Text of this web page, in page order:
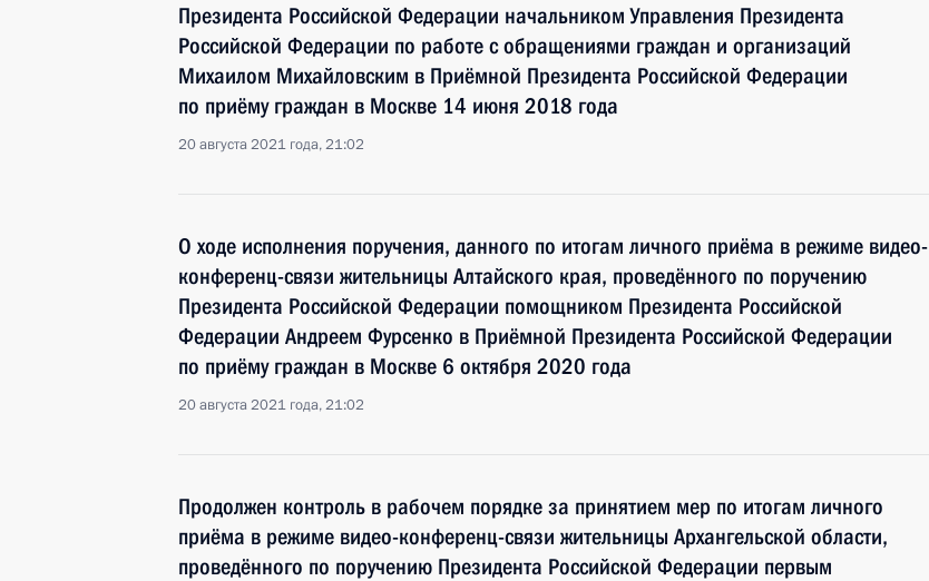
Президента Российской Федерации начальником Управления Президента
Российской Федерации по работе с обращениями граждан и организаций
Михаилом Михайловским в Приёмной Президента Российской Федерации
по приёму граждан в Москве 14 июня 2018 года
20 августа 2021 года, 21:02
О ходе исполнения поручения, данного по итогам личного приёма в режиме видео-
конференц-связи жительницы Алтайского края, проведённого по поручению
Президента Российской Федерации помощником Президента Российской
Федерации Андреем Фурсенко в Приёмной Президента Российской Федерации
по приёму граждан в Москве 6 октября 2020 года
20 августа 2021 года, 21:02
Продолжен контроль в рабочем порядке за принятием мер по итогам личного
приёма в режиме видео-конференц-связи жительницы Архангельской области,
проведённого по поручению Президента Российской Федерации первым